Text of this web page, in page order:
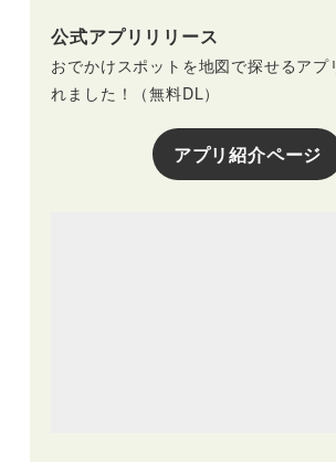
公式アプリリリース
おでかけスポットを地図で探せるアプ
れました！（無料DL）
アプリ紹介ページ